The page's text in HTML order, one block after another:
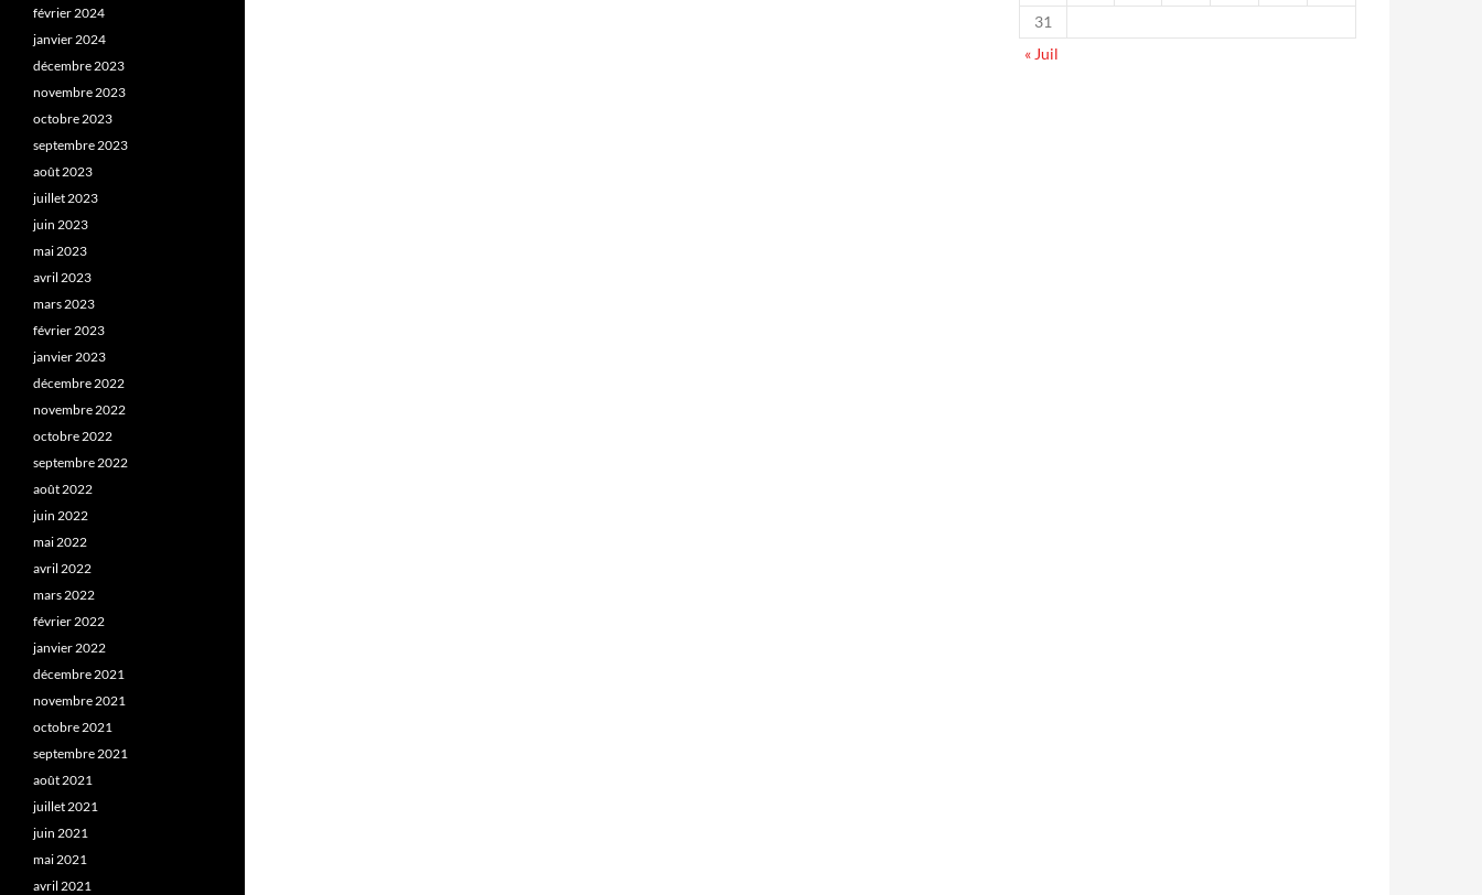
31
« Juil
février 2024
janvier 2024
décembre 2023
novembre 2023
octobre 2023
septembre 2023
août 2023
juillet 2023
juin 2023
mai 2023
avril 2023
mars 2023
février 2023
janvier 2023
décembre 2022
novembre 2022
octobre 2022
septembre 2022
août 2022
juin 2022
mai 2022
avril 2022
mars 2022
février 2022
janvier 2022
décembre 2021
novembre 2021
octobre 2021
septembre 2021
août 2021
juillet 2021
juin 2021
mai 2021
avril 2021